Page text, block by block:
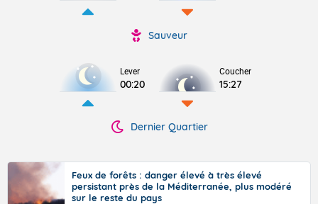
Sauveur
Lever
00:20
Coucher
15:27
Dernier Quartier
Feux de forêts : danger élevé à très élevé
persistant près de la Méditerranée, plus modéré
sur le reste du pays